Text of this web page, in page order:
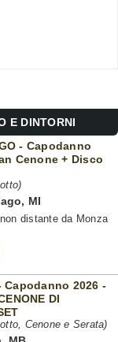
E DINTORNI
- Capodanno
Cenone + Disco
, MI
distante da Monza
Capodanno 2026 -
DI
Cenone e Serata)